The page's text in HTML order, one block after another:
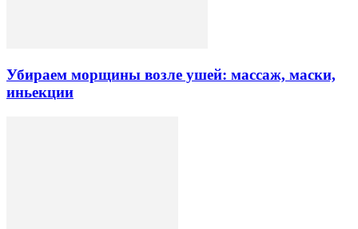
Убираем морщины возле ушей: массаж, маски,
иньекции